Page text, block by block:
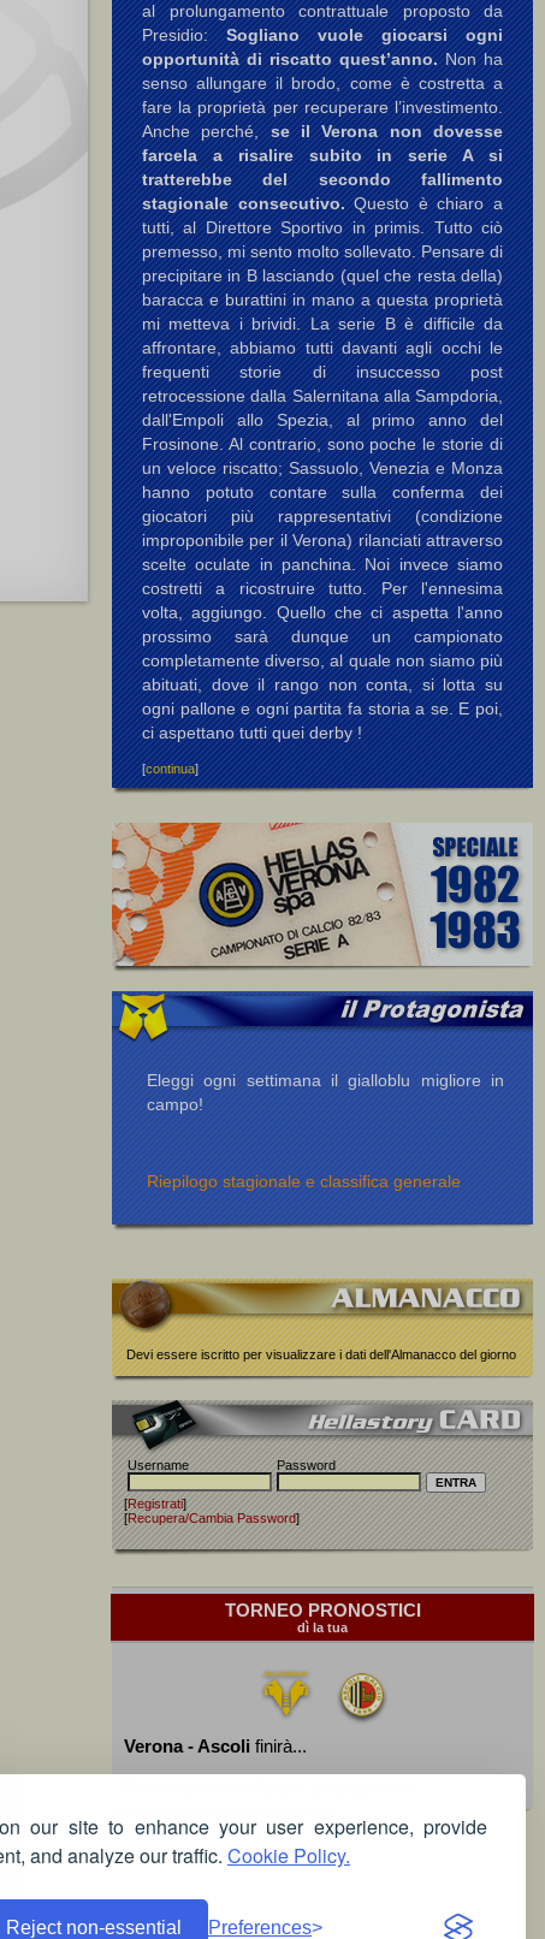
our site to enhance your user experience, provide
and analyze our traffic. Cookie Policy.
Reject non-essential Preferences
al prolungamento contrattuale proposto da
Presidio:Sogliano vuole giocarsi ogni
opportunità di riscatto quest’anno.Non ha
senso allungare il brodo, come è costretta a
fare la proprietà per recuperare l’investimento.
Anche perché,se il Verona non dovesse
farcela a risalire subito in serie A si
tratterebbe del secondo fallimento
stagionale consecutivo.Questo è chiaro a
tutti, al Direttore Sportivo in primis. Tutto ciò
premesso, mi sento molto sollevato. Pensare di
precipitare in B lasciando (quel che resta della)
baracca e burattini in mano a questa proprietà
mi metteva i brividi. La serie B è difficile da
affrontare, abbiamo tutti davanti agli occhi le
frequenti storie di insuccesso post
retrocessione dalla Salernitana alla Sampdoria,
dall'Empoli allo Spezia, al primo anno del
Frosinone. Al contrario, sono poche le storie di
un veloce riscatto; Sassuolo, Venezia e Monza
hanno potuto contare sulla conferma dei
giocatori più rappresentativi (condizione
improponibile per il Verona) rilanciati attraverso
scelte oculate in panchina. Noi invece siamo
costretti a ricostruire tutto. Per l'ennesima
volta, aggiungo. Quello che ci aspetta l'anno
prossimo sarà dunque un campionato
completamente diverso, al quale non siamo più
abituati, dove il rango non conta, si lotta su
ogni pallone e ogni partita fa storia a se. E poi,
ci aspettano tutti quei derby !
[continua]
Eleggi ogni settimana il gialloblu migliore in
campo!
Riepilogo stagionale e classifica generale
Devi essere iscritto per visualizzare i dati dell'Almanacco del giorno
Username Password
[Registrati]
[Recupera/Cambia Password]
TORNEO PRONOSTICI
dì la tua
Verona - Ascoli finirà...